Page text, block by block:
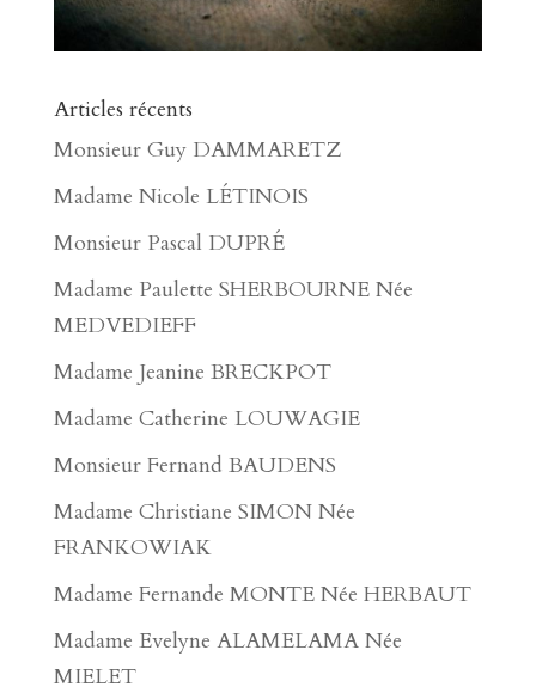
Articles récents
Monsieur Guy DAMMARETZ
Madame Nicole LÉTINOIS
Monsieur Pascal DUPRÉ
Madame Paulette SHERBOURNE Née
MEDVEDIEFF
Madame Jeanine BRECKPOT
Madame Catherine LOUWAGIE
Monsieur Fernand BAUDENS
Madame Christiane SIMON Née
FRANKOWIAK
Madame Fernande MONTE Née HERBAUT
Madame Evelyne ALAMELAMA Née
MIELET